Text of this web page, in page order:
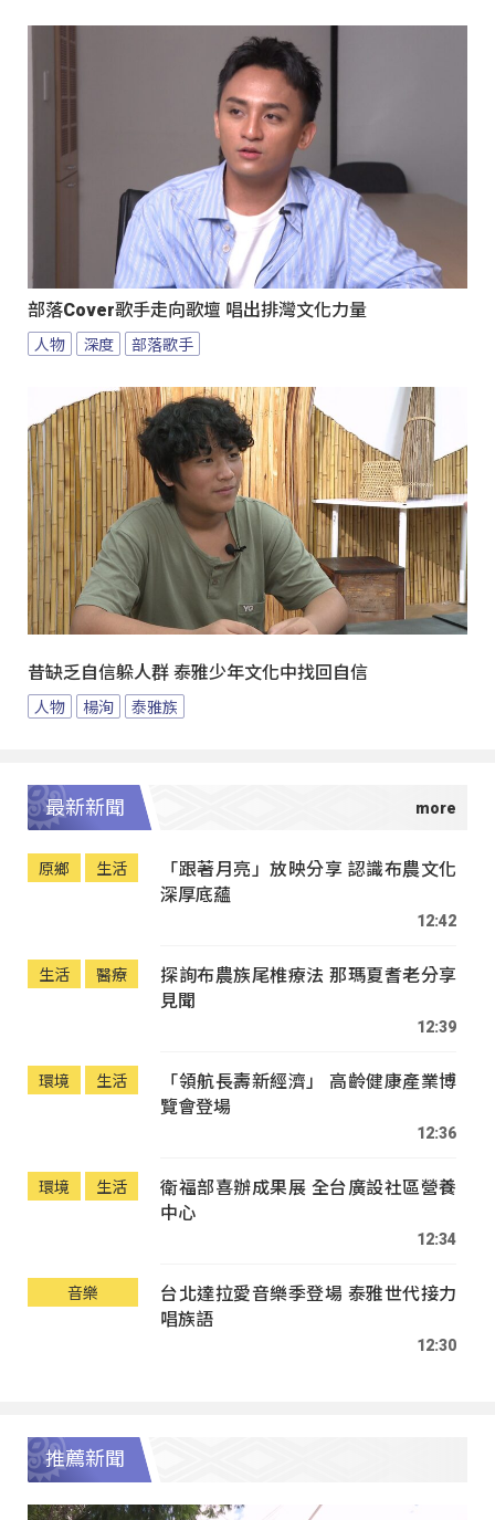
部落Cover歌手走向歌壇 唱出排灣文化力量
人物 深度 部落歌手
昔缺乏自信躲人群 泰雅少年文化中找回自信
人物 楊洵 泰雅族
最新新聞
原鄉 生活
「跟著月亮」放映分享 認識布農文化
深厚底蘊
12:42
生活 醫療
探詢布農族尾椎療法 那瑪夏耆老分享
見聞
12:39
環境 生活
「領航長壽新經濟」 高齡健康產業博
覽會登場
12:36
環境 生活
衛福部喜辦成果展 全台廣設社區營養
中心
12:34
音樂
台北達拉愛音樂季登場 泰雅世代接力
唱族語
12:30
推薦新聞